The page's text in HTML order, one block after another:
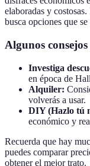
elaboradas y
busca opciones que
Algunos
Investiga
en época de
Alquiler:
volverás a usar.
DIY (Hazlo tú
económico y
Recuerda que hay
puedes comparar
obtener el mejor trato.